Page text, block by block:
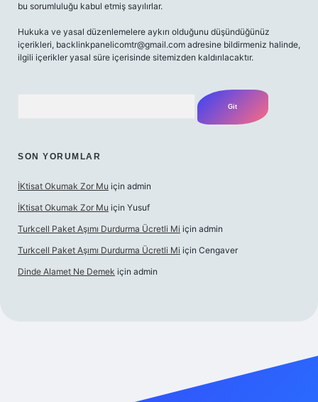
bu sorumluluğu kabul etmiş sayılırlar.
Hukuka ve yasal düzenlemelere aykırı olduğunu düşündüğünüz
içerikleri, backlinkpanelicomtr@gmail.com adresine bildirmeniz halinde,
ilgili içerikler yasal süre içerisinde sitemizden kaldırılacaktır.
SON YORUMLAR
İKtisat Okumak Zor Mu için admin
İKtisat Okumak Zor Mu için Yusuf
Turkcell Paket Aşımı Durdurma Ücretli Mi için admin
Turkcell Paket Aşımı Durdurma Ücretli Mi için Cengaver
Dinde Alamet Ne Demek için admin